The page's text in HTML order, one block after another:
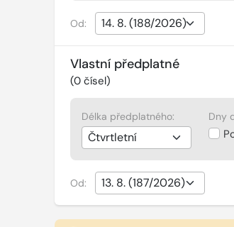
Od:
Vlastní předplatné
(0čísel)
Délka předplatného: Dny
Od: